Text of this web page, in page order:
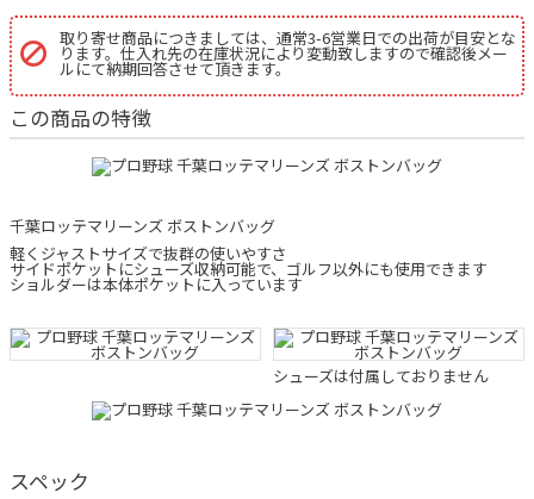
取り寄せ商品につきましては、通常3-6営業日での出荷が目安とな
ります。仕入れ先の在庫状況により変動致しますので確認後メー
ルにて納期回答させて頂きます。
この商品の特徴
千葉ロッテマリーンズ ボストンバッグ
軽くジャストサイズで抜群の使いやすさ
サイドポケットにシューズ収納可能で、ゴルフ以外にも使用できます
ショルダーは本体ポケットに入っています
シューズは付属しておりません
スペック